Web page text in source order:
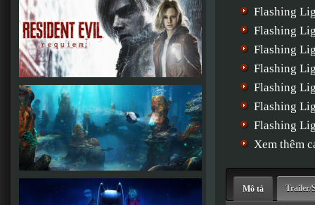
Flashing
Flashing
Flashing
Flashing
Flashing
Flashing
Flashing
Xem thêm
Mô tả Trailer/